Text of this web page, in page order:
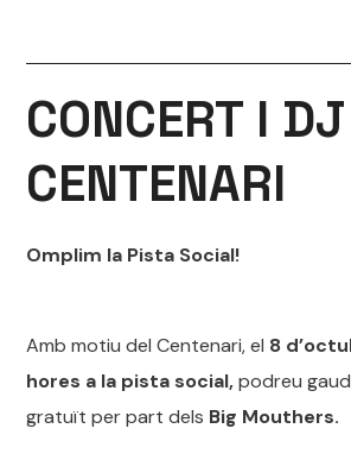
CONCERT I
CENTENARI
Omplim la Pista Social!
Amb motiu del Centenari, el 8
hores a la pista social,podreu
gratuït per part dels Big Mouthers.